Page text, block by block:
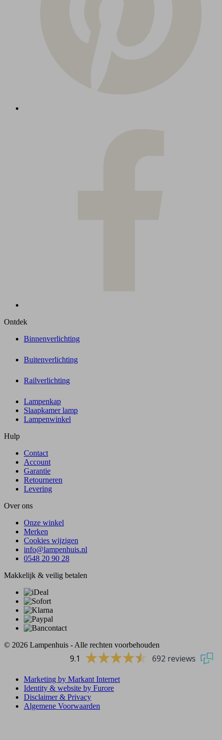
Ontdek
Binnenverlichting
Buitenverlichting
Railverlichting
Lampenkap
Slaapkamer lamp
Lampenwinkel
Hulp
Contact
Account
Garantie
Retourneren
Levering
Over ons
Onze winkel
Merken
Cookies wijzigen
info@lampenhuis.nl
0548 20 90 28
Makkelijk & veilig betalen
© 2026 Lampenhuis - Alle rechten voorbehouden
9.1 692 reviews
Marketing by Markant Internet
Identity & website by Furore
Disclaimer & Privacy
Algemene Voorwaarden